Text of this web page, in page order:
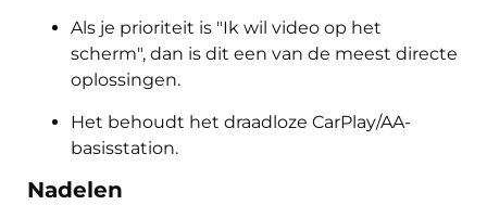
Als je prioriteit is "Ik wil video op het
scherm", dan is dit een van de meest directe
oplossingen.
Het behoudt het draadloze CarPlay/AA-
basisstation.
Nadelen